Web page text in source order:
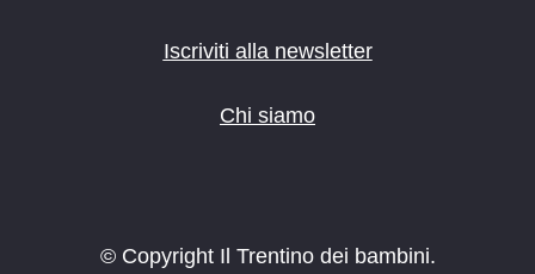
Iscriviti alla newsletter
Chi siamo
© Copyright Il Trentino dei bambini.